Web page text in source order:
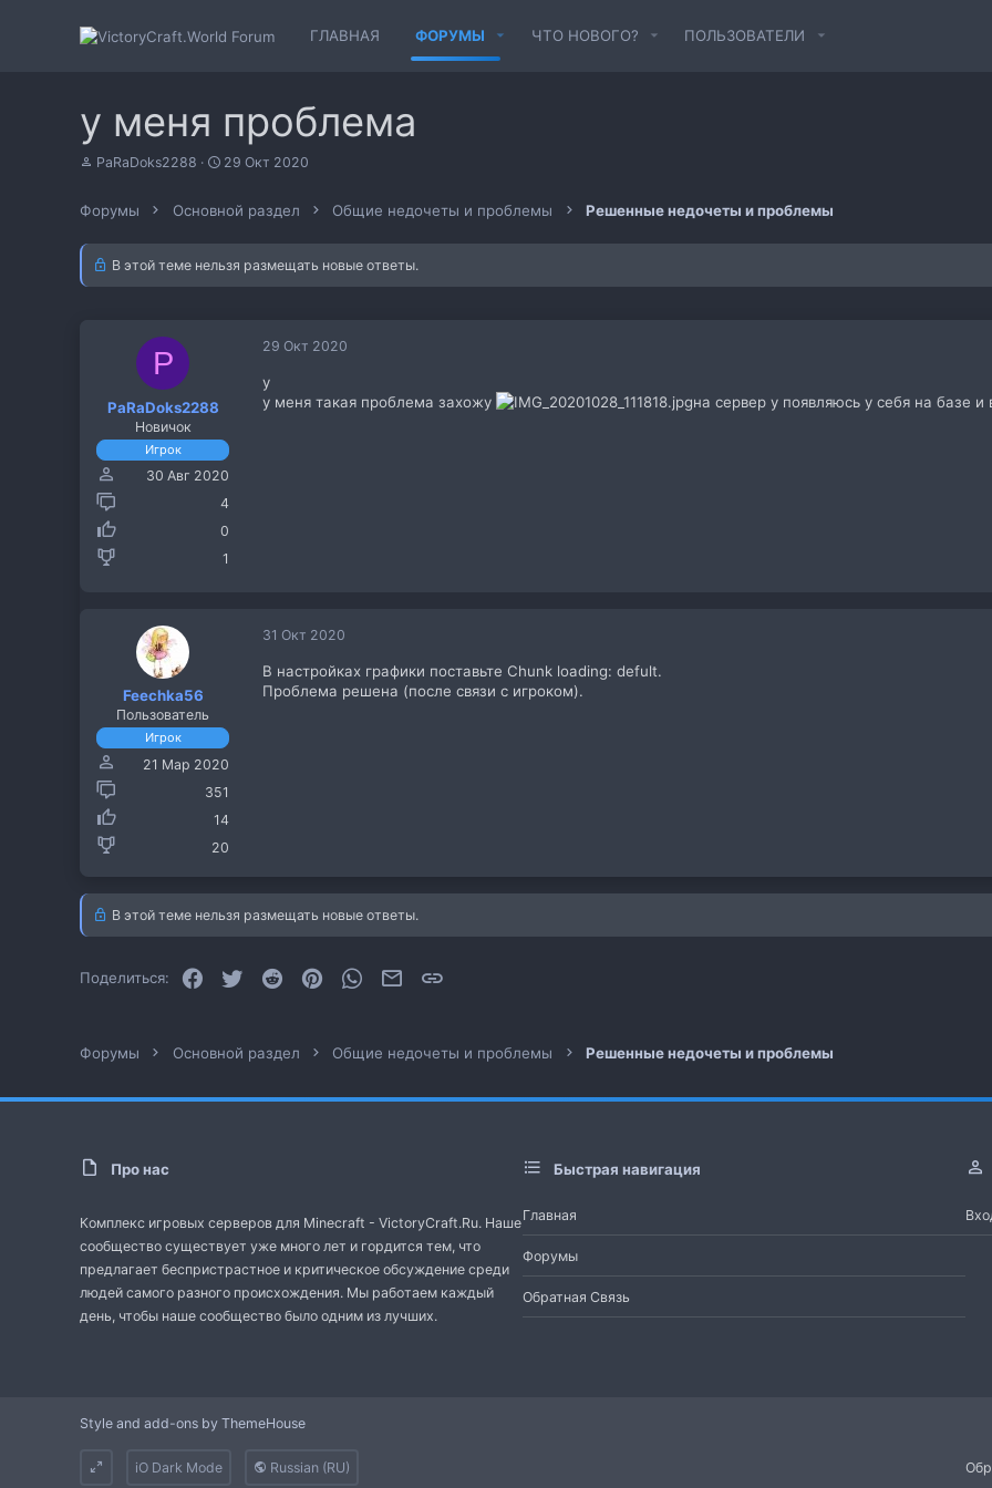
ГЛАВНАЯ ФОРУМЫ ЧТО НОВОГО? ПОЛЬЗОВАТЕЛИ
у меня проблема
А
о
т
е
PaRaDoks2288
Д
а
ч
29 Окт 2020
Форумы Основной раздел Общие недочеты и проблемы Решенные недочеты и проблемы
В этой теме нельзя размещать новые ответы.
P
PaRaDoks2288
Новичок
Игрок
30 Авг 2020
4
0
1
29 Окт 2020
у
у меня такая проблема захожу
на сервер у появляюсь у себя на базе и
Feechka56
Пользователь
Игрок
21 Мар 2020
351
14
20
31 Окт 2020
В настройках графики поставьте Chunk loading: defult.
Проблема решена (после связи с игроком).
В этой теме нельзя размещать новые ответы.
Поделиться: Facebook
Twitter Reddit PinterestWhatsAppЭлектронная почта
Форумы Основной раздел Общие недочеты и проблемы Решенные недочеты и проблемы
Про нас
Комплекс игровых серверов для Minecraft - VictoryCraft.Ru. Наше
сообщество существует уже много лет и гордится тем, что
предлагает беспристрастное и критическое обсуждение среди
людей самого разного происхождения. Мы работаем каждый
день, чтобы наше сообщество было одним из лучших.
Быстрая навигация
Главная
Форумы
Обратная Связь
iO Dark Mode Russian (RU)
Style and add-ons by ThemeHouse